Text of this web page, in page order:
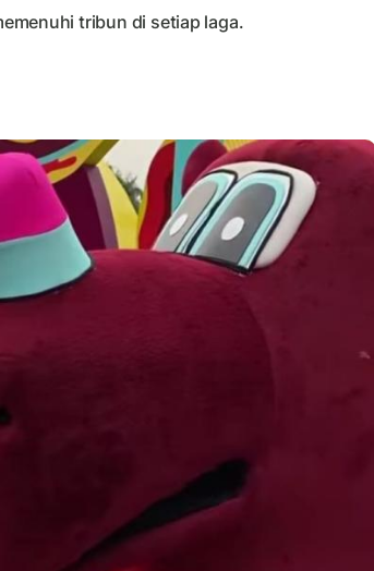
tribun di setiap laga.